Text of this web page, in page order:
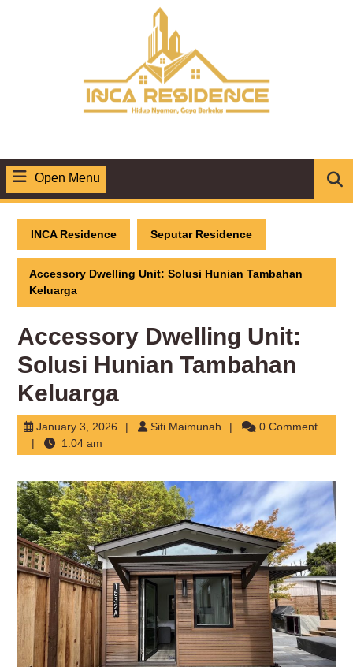
Open Menu
Menu
INCA Residence Seputar Residence
Accessory Dwelling Unit: Solusi Hunian Tambahan
Keluarga
Accessory Dwelling Unit:
Solusi Hunian Tambahan
Keluarga
January 3, 2026 January
2026
Siti Maimunah Siti
0 Comment
1:04 am